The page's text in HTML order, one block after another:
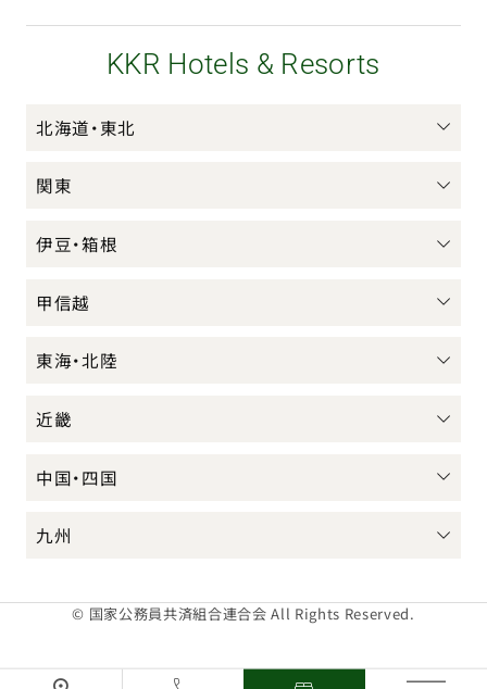
KKR Hotels & Resorts
北海道・東北
関東
伊豆・箱根
甲信越
東海・北陸
近畿
中国・四国
九州
© 国家公務員共済組合連合会 All Rights Reserved.